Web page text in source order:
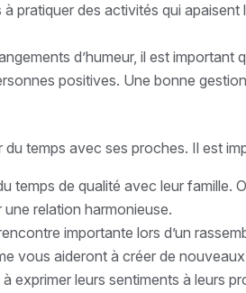
pratiquer des activités qui
d’humeur, il est
positives. Une bonne
temps avec ses proches. Il est
temps de qualité avec leur
relation harmonieuse.
importante lors d’un
vous aideront à créer de nouveaux
exprimer leurs sentiments à leurs